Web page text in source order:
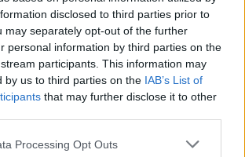
disclosed to third parties prior to
may separately opt-out of the further
personal information by third parties on the
participants. This information may
by us to third parties on the IAB’s List of
that may further disclose it to other
Processing Opt Outs